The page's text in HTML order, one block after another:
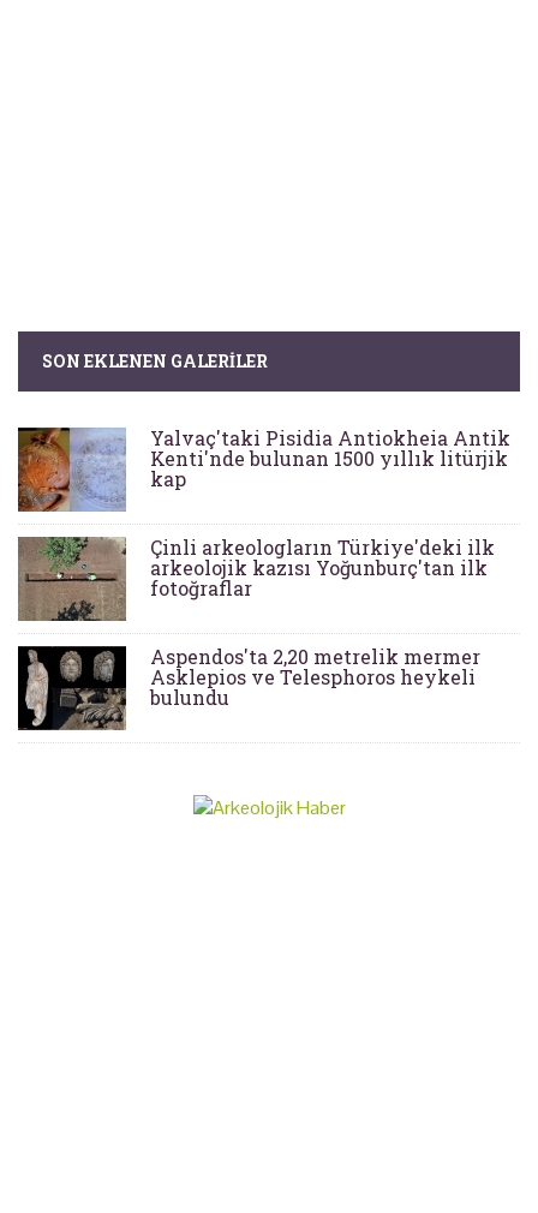
SON EKLENEN GALERILER
Yalvaç'taki Pisidia Antiokheia Antik
Kenti'nde bulunan 1500 yıllık litürjik
kap
Çinli arkeologların Türkiye'deki ilk
arkeolojik kazısı Yoğunburç'tan ilk
fotoğraflar
Aspendos'ta 2,20 metrelik mermer
Asklepios ve Telesphoros heykeli
bulundu